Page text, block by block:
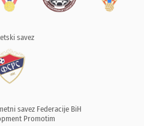
savez
savez Federacije BiH
Promotim